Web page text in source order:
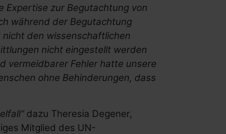
zur Begutachtung von
während der Begutachtung
den wissenschaftlichen
nicht eingestellt werden
vermeidbarer Fehler hatte unsere
ohne Behinderungen, dass
dazu Theresia Degener,
Mitglied des UN-